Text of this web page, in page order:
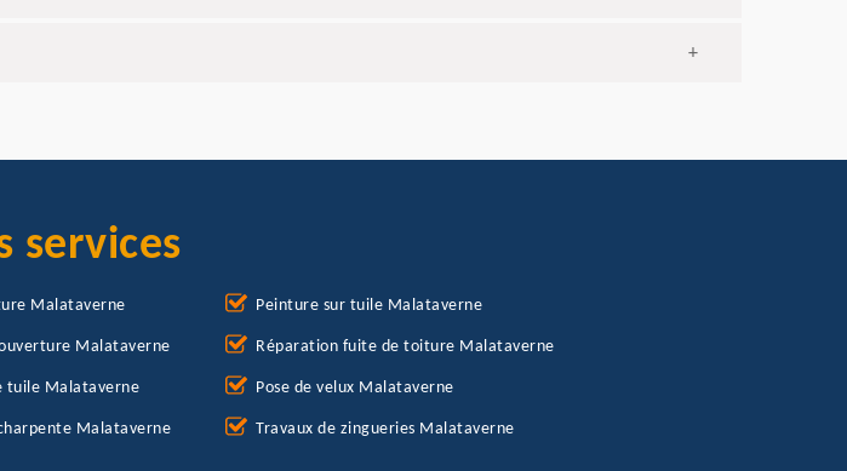
+
services
Malataverne
Malataverne
tuile Malataverne
Malataverne
Peinture sur tuile Malataverne
Réparation fuite de toiture Malataverne
Pose de velux Malataverne
Travaux de zingueries Malataverne